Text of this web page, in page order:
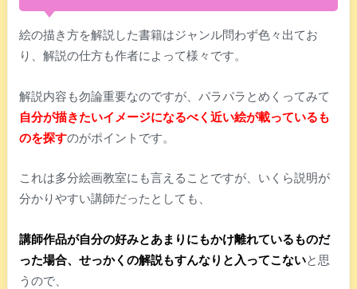
絵の描き方を解説した書籍はジャンル問わず色々出てお
り、解説の仕方も作者によって様々です。
解説内容も勿論重要なのですが、パラパラとめくってみて
自分が描きたいイメージになるべく近い絵が載っているも
のを探すのがポイントです。
これは多分絵画教室にも言えることですが、いくら説明が
分かりやすい講師だったとしても、
講師作品が自分の好みとあまりにもかけ離れているものだ
った場合、せっかくの解説もすんなりと入ってこないと思
うので、